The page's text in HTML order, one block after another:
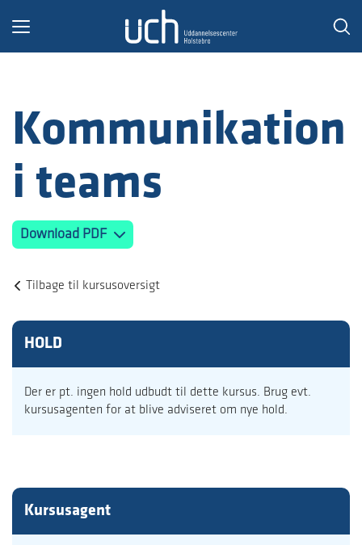
Toggle
Kommunikation
i teams
Download PDF
Tilbage til kursusoversigt
HOLD
Der er pt. ingen hold udbudt til dette kursus. Brug evt.
kursusagenten for at blive adviseret om nye hold.
Kursusagent